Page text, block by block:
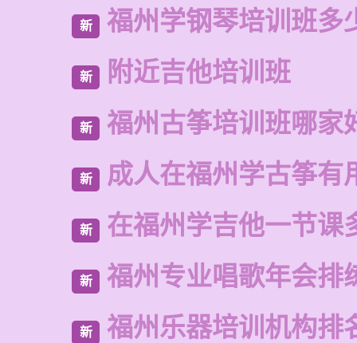
新 福州学钢琴培训班多
新 附近吉他培训班
新 福州古筝培训班哪家
新 成人在福州学古筝有
新 在福州学吉他一节课
新 福州专业唱歌年会排
新 福州乐器培训机构排